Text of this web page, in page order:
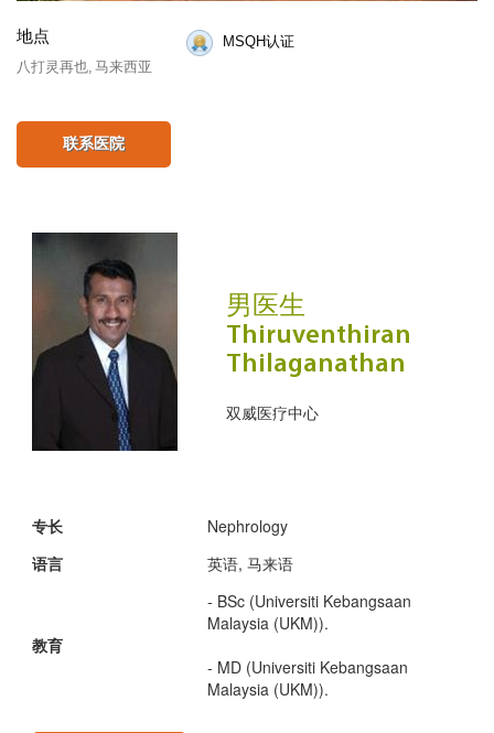
地点
八打灵再也, 马来西亚
MSQH认证
联系医院
男医生
Thiruventhiran
Thilaganathan
双威医疗中心
专长
Nephrology
语言
英语, 马来语
教育
- BSc (Universiti Kebangsaan
Malaysia (UKM)).
- MD (Universiti Kebangsaan
Malaysia (UKM)).